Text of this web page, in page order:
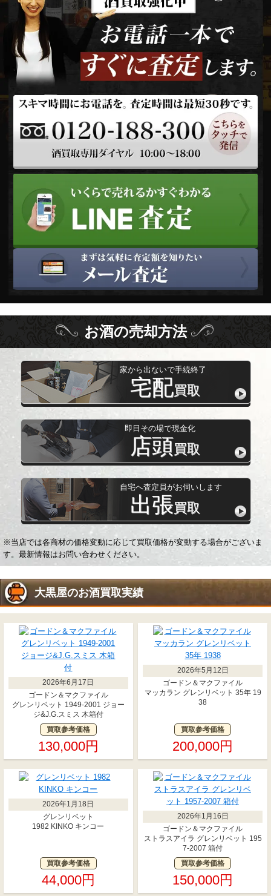
お酒の売却方法
家から出ないで手続終了
宅配買取
即日その場で現金化
店頭買取
自宅へ査定員がお伺いします
出張買取
※当店では各商材の価格変動に応じて買取価格が変動する場合がございま
す。最新情報はお問い合わせください。
大黒屋のお酒買取実績
2026年6月17日
ゴードン＆マクファイル
グレンリベット 1949‐2001 ジョー
ジ&J.G.スミス 木箱付
買取参考価格
130,000円
2026年5月12日
ゴードン＆マクファイル
マッカラン グレンリベット 35年 19
38
買取参考価格
200,000円
2026年1月18日
グレンリベット
1982 KINKO キンコー
買取参考価格
44,000円
2026年1月16日
ゴードン＆マクファイル
ストラスアイラ グレンリベット 195
7-2007 箱付
買取参考価格
150,000円